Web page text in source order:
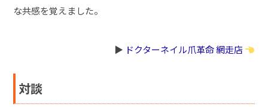
な共感を覚えました。
▶︎ ドクターネイル爪革命 網走店
対談